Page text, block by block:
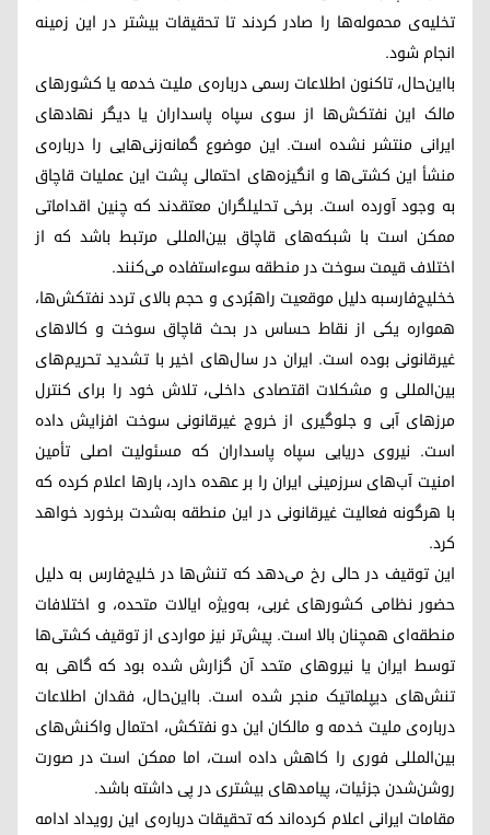
تخلیه‌ی محموله‌ها را صادر کردند تا تحقیقات بیشتر در این زمینه
انجام شود.
بااین‌حال، تاکنون اطلاعات رسمی درباره‌ی ملیت خدمه یا کشورهای
مالک این نفتکش‌ها از سوی سپاه پاسداران یا دیگر نهادهای
ایرانی منتشر نشده است. این موضوع گمانه‌زنی‌هایی را درباره‌ی
منشأ این کشتی‌ها و انگیزه‌های احتمالی پشت این عملیات قاچاق
به وجود آورده است. برخی تحلیلگران معتقدند که چنین اقداماتی
ممکن است با شبکه‌های قاچاق بین‌المللی مرتبط باشد که از
اختلاف قیمت سوخت در منطقه سوءاستفاده می‌کنند.
خخلیج‌فارسبه دلیل موقعیت راهبُردی و حجم بالای تردد نفتکش‌ها،
همواره یکی از نقاط حساس در بحث قاچاق سوخت و کالاهای
غیرقانونی بوده است. ایران در سال‌های اخیر با تشدید تحریم‌های
بین‌المللی و مشکلات اقتصادی داخلی، تلاش خود را برای کنترل
مرزهای آبی و جلوگیری از خروج غیرقانونی سوخت افزایش داده
است. نیروی دریایی سپاه پاسداران که مسئولیت اصلی تأمین
امنیت آب‌های سرزمینی ایران را بر عهده دارد، بارها اعلام کرده که
با هرگونه فعالیت غیرقانونی در این منطقه به‌شدت برخورد خواهد
کرد.
این توقیف در حالی رخ می‌دهد که تنش‌ها در خلیج‌فارس به دلیل
حضور نظامی کشورهای غربی، به‌ویژه ایالات متحده، و اختلافات
منطقه‌ای همچنان بالا است. پیش‌تر نیز مواردی از توقیف کشتی‌ها
توسط ایران یا نیروهای متحد آن گزارش شده بود که گاهی به
تنش‌های دیپلماتیک منجر شده است. بااین‌حال، فقدان اطلاعات
درباره‌ی ملیت خدمه و مالکان این دو نفتکش، احتمال واکنش‌های
بین‌المللی فوری را کاهش داده است، اما ممکن است در صورت
روشن‌شدن جزئیات، پیامدهای بیشتری در پی داشته باشد.
مقامات ایرانی اعلام کرده‌اند که تحقیقات درباره‌ی این رویداد ادامه